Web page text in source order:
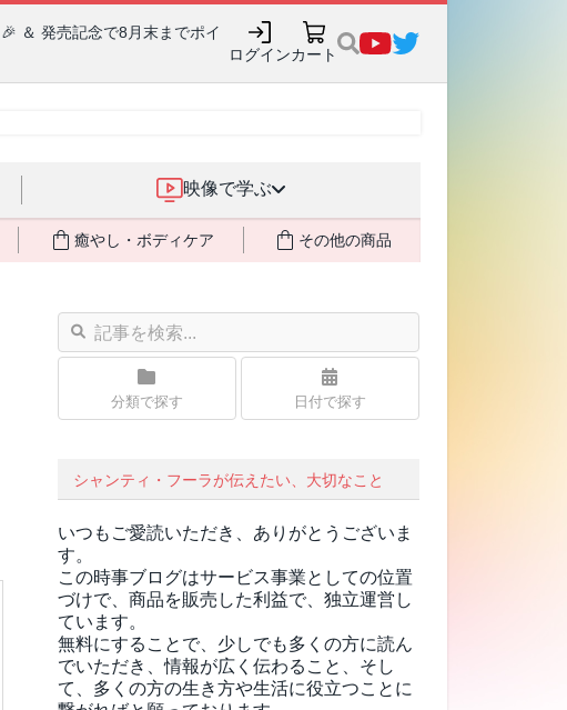
＆ 発売記念で8月末までポイ
ログインカート
映像で学ぶ
癒やし・ボディケア その他の商品
分類で探す 日付で探す
シャンティ・フーラが伝えたい、大切なこと
いつもご愛読いただき、ありがとうございま
す。
この時事ブログはサービス事業としての位置
づけで、商品を販売した利益で、独立運営し
ています。
無料にすることで、少しでも多くの方に読ん
でいただき、情報が広く伝わること、そし
て、 多くの方の生き方や生活に役立つことに